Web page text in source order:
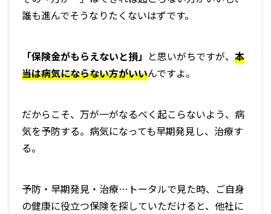
誰も進んでそうなりたくないはずです。
「保険金がもらえないと損」 と思いがちですが、 本
当は病気にならない方がいいんですよ。
だからこそ、万が一がなるべく起こらないよう、病
気を予防する。病気になっても早期発見し、治療す
る。
予防・早期発見・治療…トータルで見た時、ご自身
の健康に役立つ保険を探していただけると、他社に